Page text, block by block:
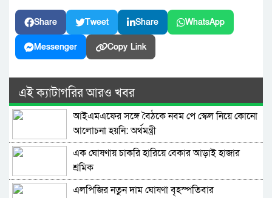
Share Tweet Share WhatsApp
Messenger Copy Link
এই ক্যাটাগরির আরও খবর
আইএমএফের সঙ্গে বৈঠকে নবম পে স্কেল নিয়ে কোনো
আলোচনা হয়নি: অর্থমন্ত্রী
এক ঘোষণায় চাকরি হারিয়ে বেকার আড়াই হাজার
শ্রমিক
এলপিজির নতুন দাম ঘোষণা বৃহস্পতিবার